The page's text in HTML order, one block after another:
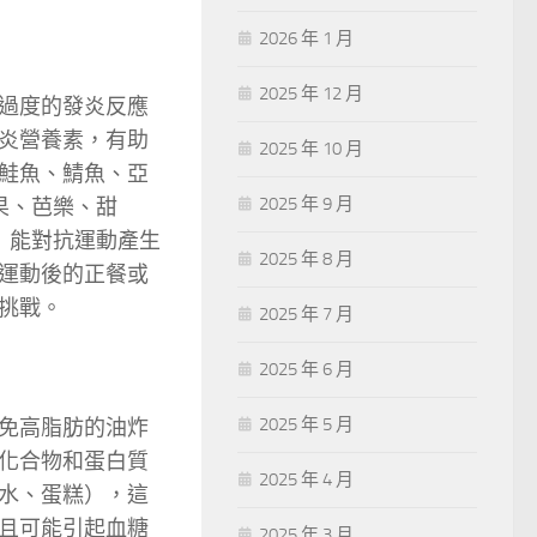
度的發炎反應
營養素，有助
魚、鯖魚、亞
、芭樂、甜
能對抗運動產生
動後的正餐或
戰。
高脂肪的油炸
合物和蛋白質
、蛋糕），這
可能引起血糖
2026 年 1 月
2025 年 12 月
2025 年 10 月
2025 年 9 月
2025 年 8 月
2025 年 7 月
2025 年 6 月
2025 年 5 月
2025 年 4 月